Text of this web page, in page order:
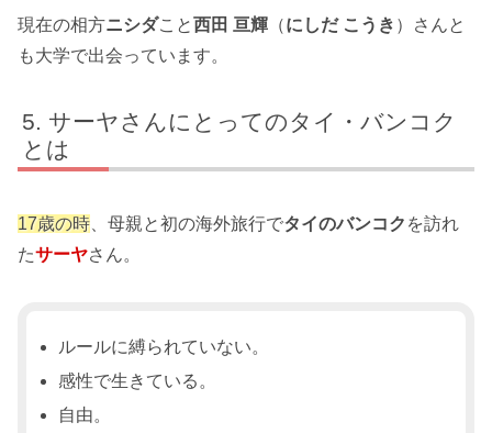
現在の相方ニシダこと西田 亘輝 （にしだ こうき ）さんと
も大学で出会っています。
サーヤさんにとってのタイ・バンコク
とは
17歳の時 、母親と初の海外旅行でタイのバンコク を訪れ
たサーヤさん。
ルールに縛られていない。
感性で生きている。
自由。